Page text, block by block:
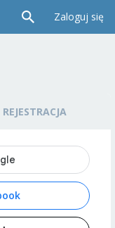
Zaloguj się
REJESTRACJA